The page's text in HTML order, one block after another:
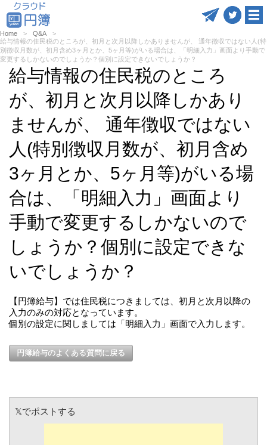
Home
Q&A
給与情報の住民税のところが、初月と次月以降しかありませんが、 通年徴収ではない人(特
別徴収月数が、初月含め3ヶ月とか、5ヶ月等)がいる場合は、「明細入力」画面より手動で
変更するしかないのでしょうか？個別に設定できないでしょうか？
給与情報の住民税のところ
が、初月と次月以降しかあり
ませんが、 通年徴収ではない
人(特別徴収月数が、初月含め
3ヶ月とか、5ヶ月等)がいる場
合は、「明細入力」画面より
手動で変更するしかないので
しょうか？個別に設定できな
いでしょうか？
【円簿給与】では住民税につきましては、初月と次月以降の
入力のみの対応となっています。
個別の設定に関しましては「明細入力」画面で入力します。
円簿給与のよくある質問に戻る
𝕏でポストする